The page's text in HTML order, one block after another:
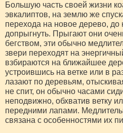
Большую часть своей жизни
эвкалиптов, на землю же
перехода на новое дерево, до
допрыгнуть. Прыгают они
бегством, эти обычно
звери переходят на
взбираются на ближайшее
устроившись на ветке или в
лазают по деревьям,
не спит, он обычно часами
неподвижно, обхватив ветку
передними лапами.
связана с особенностями их